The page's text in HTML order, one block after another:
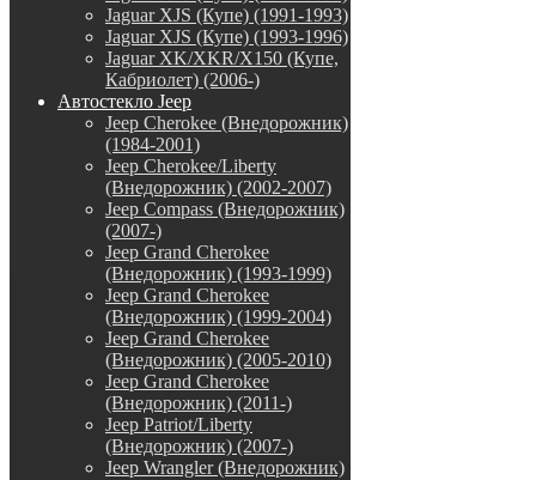
Jaguar XJS (Купе) (1991-1993)
Jaguar XJS (Купе) (1993-1996)
Jaguar XK/XKR/X150 (Купе,
Кабриолет) (2006-)
Автостекло Jeep
Jeep Cherokee (Внедорожник)
(1984-2001)
Jeep Cherokee/Liberty
(Внедорожник) (2002-2007)
Jeep Compass (Внедорожник)
(2007-)
Jeep Grand Cherokee
(Внедорожник) (1993-1999)
Jeep Grand Cherokee
(Внедорожник) (1999-2004)
Jeep Grand Cherokee
(Внедорожник) (2005-2010)
Jeep Grand Cherokee
(Внедорожник) (2011-)
Jeep Patriot/Liberty
(Внедорожник) (2007-)
Jeep Wrangler (Внедорожник)